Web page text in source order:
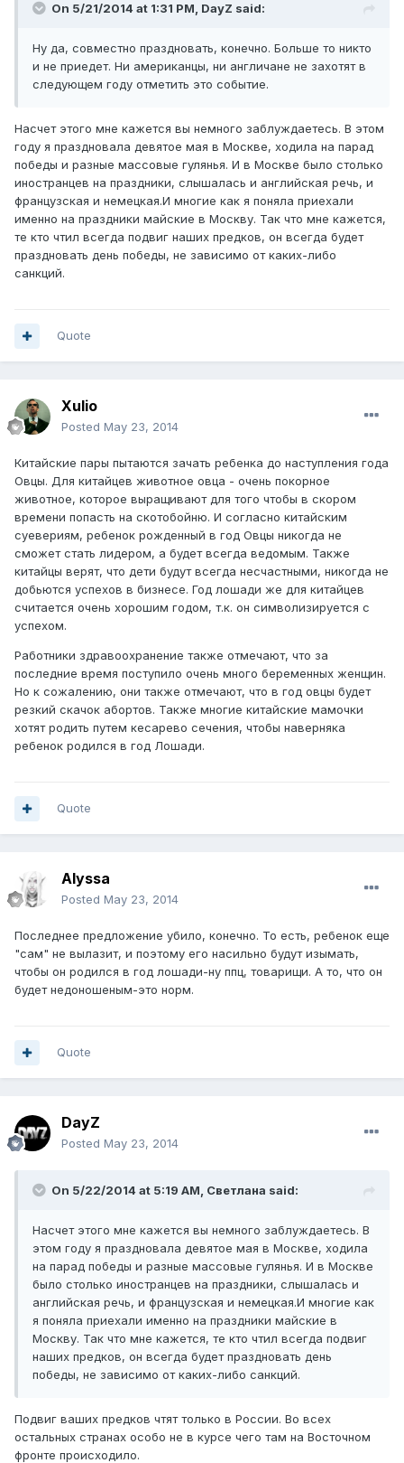
On 5/21/2014 at 1:31 PM, DayZ said:
Ну да, совместно праздновать, конечно. Больше то никто
и не приедет. Ни американцы, ни англичане не захотят в
следующем году отметить это событие.
Насчет этого мне кажется вы немного заблуждаетесь. В этом
году я праздновала девятое мая в Москве, ходила на парад
победы и разные массовые гулянья. И в Москве было столько
иностранцев на праздники, слышалась и английская речь, и
французская и немецкая.И многие как я поняла приехали
именно на праздники майские в Москву. Так что мне кажется,
те кто чтил всегда подвиг наших предков, он всегда будет
праздновать день победы, не зависимо от каких-либо
санкций.
Quote
Xulio
Posted May 23, 2014
Китайские пары пытаются зачать ребенка до наступления года
Овцы. Для китайцев животное овца - очень покорное
животное, которое выращивают для того чтобы в скором
времени попасть на скотобойню. И согласно китайским
суевериям, ребенок рожденный в год Овцы никогда не
сможет стать лидером, а будет всегда ведомым. Также
китайцы верят, что дети будут всегда несчастными, никогда не
добьются успехов в бизнесе. Год лошади же для китайцев
считается очень хорошим годом, т.к. он символизируется с
успехом.
Работники здравоохранение также отмечают, что за
последние время поступило очень много беременных женщин.
Но к сожалению, они также отмечают, что в год овцы будет
резкий скачок абортов. Также многие китайские мамочки
хотят родить путем кесарево сечения, чтобы наверняка
ребенок родился в год Лошади.
Quote
Alyssa
Posted May 23, 2014
Последнее предложение убило, конечно. То есть, ребенок еще
"сам" не вылазит, и поэтому его насильно будут изымать,
чтобы он родился в год лошади-ну ппц, товарищи. А то, что он
будет недоношеным-это норм.
Quote
DayZ
Posted May 23, 2014
On 5/22/2014 at 5:19 AM, Светлана said:
Насчет этого мне кажется вы немного заблуждаетесь. В
этом году я праздновала девятое мая в Москве, ходила
на парад победы и разные массовые гулянья. И в Москве
было столько иностранцев на праздники, слышалась и
английская речь, и французская и немецкая.И многие как
я поняла приехали именно на праздники майские в
Москву. Так что мне кажется, те кто чтил всегда подвиг
наших предков, он всегда будет праздновать день
победы, не зависимо от каких-либо санкций.
Подвиг ваших предков чтят только в России. Во всех
остальных странах особо не в курсе чего там на Восточном
фронте происходило.